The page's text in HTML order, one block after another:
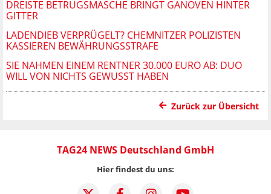
DREISTE BETRUGSMASCHE BRINGT GANOVEN HINTER
GITTER
LADENDIEB VERPRÜGELT? CHEMNITZER POLIZISTEN
KASSIEREN BEWÄHRUNGSSTRAFE
SIE NAHMEN EINEM RENTNER 30.000 EURO AB: DUO
WILL VON NICHTS GEWUSST HABEN
Zurück zur Übersicht
TAG24 NEWS Deutschland GmbH
Hier findest du uns: